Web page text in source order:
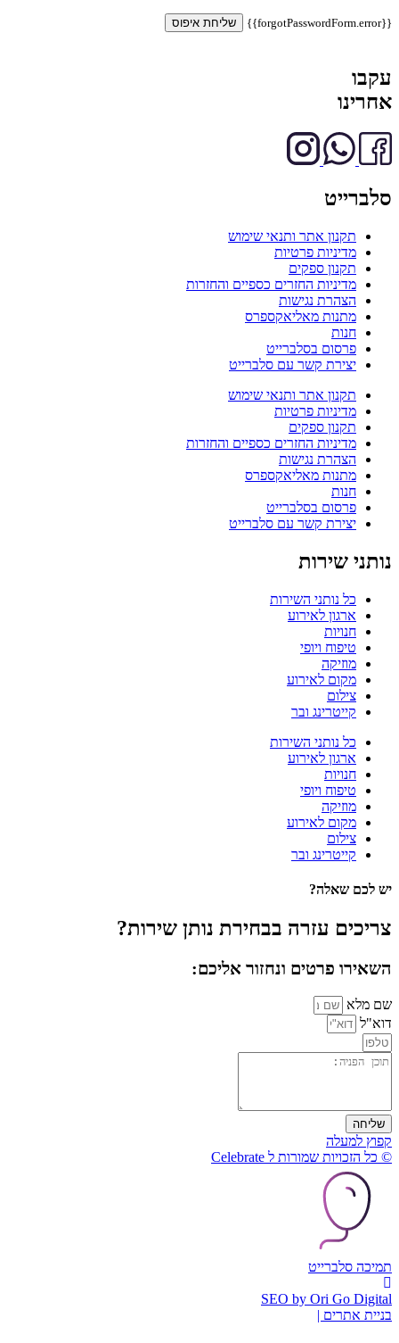
{{forgotPasswordForm.error}} שליחת איפוס
עקבו
אחרינו
סלברייט
תקנון אתר ותנאי שימוש
מדיניות פרטיות
תקנון ספקים
מדיניות החזרים כספיים והחזרות
הצהרת נגישות
מתנות מאליאקספרס
חנות
פרסום בסלברייט
יצירת קשר עם סלברייט
תקנון אתר ותנאי שימוש
מדיניות פרטיות
תקנון ספקים
מדיניות החזרים כספיים והחזרות
הצהרת נגישות
מתנות מאליאקספרס
חנות
פרסום בסלברייט
יצירת קשר עם סלברייט
נותני שירות
כל נותני השירות
ארגון לאירוע
חנויות
טיפוח ויופי
מוזיקה
מקום לאירוע
צילום
קייטרינג ובר
כל נותני השירות
ארגון לאירוע
חנויות
טיפוח ויופי
מוזיקה
מקום לאירוע
צילום
קייטרינג ובר
יש לכם שאלה?
צריכים עזרה בבחירת נותן שירות?
השאירו פרטים ונחזור אליכם:
שם מלא
דוא"ל
שליחה
קפוץ למעלה
© כל הזכויות שמורות ל Celebrate
תמיכה סלברייט
SEO by Ori Go Digital
בניית אתרים |